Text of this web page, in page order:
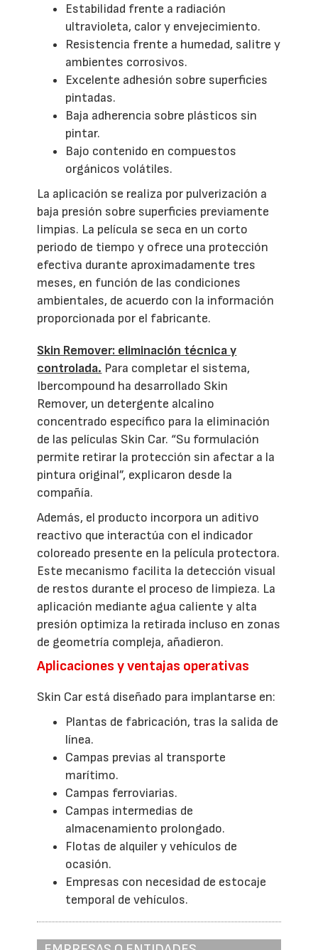
Estabilidad frente a radiación
ultravioleta, calor y envejecimiento.
Resistencia frente a humedad, salitre y
ambientes corrosivos.
Excelente adhesión sobre superficies
pintadas.
Baja adherencia sobre plásticos sin
pintar.
Bajo contenido en compuestos
orgánicos volátiles.
La aplicación se realiza por pulverización a
baja presión sobre superficies previamente
limpias. La película se seca en un corto
periodo de tiempo y ofrece una protección
efectiva durante aproximadamente tres
meses, en función de las condiciones
ambientales, de acuerdo con la información
proporcionada por el fabricante.
Skin Remover: eliminación técnica y
controlada. Para completar el sistema,
Ibercompound ha desarrollado Skin
Remover, un detergente alcalino
concentrado específico para la eliminación
de las películas Skin Car. “Su formulación
permite retirar la protección sin afectar a la
pintura original”, explicaron desde la
compañía.
Además, el producto incorpora un aditivo
reactivo que interactúa con el indicador
coloreado presente en la película protectora.
Este mecanismo facilita la detección visual
de restos durante el proceso de limpieza. La
aplicación mediante agua caliente y alta
presión optimiza la retirada incluso en zonas
de geometría compleja, añadieron.
Aplicaciones y ventajas operativas
Skin Car está diseñado para implantarse en:
Plantas de fabricación, tras la salida de
línea.
Campas previas al transporte
marítimo.
Campas ferroviarias.
Campas intermedias de
almacenamiento prolongado.
Flotas de alquiler y vehículos de
ocasión.
Empresas con necesidad de estocaje
temporal de vehículos.